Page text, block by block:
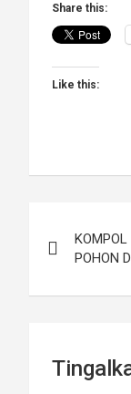
Share this:
Like this:
POHON